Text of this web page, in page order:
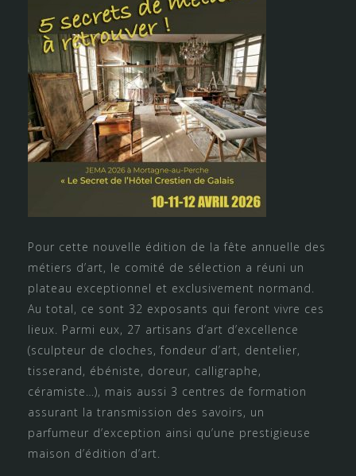
Pour cette nouvelle édition de la fête annuelle des
métiers d’art, le comité de sélection a réuni un
plateau exceptionnel et exclusivement normand.
Au total, ce sont 32 exposants qui feront vivre ces
lieux. Parmi eux, 27 artisans d’art d’excellence
(sculpteur de cloches, fondeur d’art, dentelier,
tisserand, ébéniste, doreur, calligraphe,
céramiste…), mais aussi 3 centres de formation
assurant la transmission des savoirs, un
parfumeur d’exception ainsi qu’une prestigieuse
maison d’édition d’art.